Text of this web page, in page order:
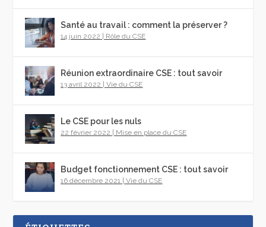
Santé au travail : comment la préserver ?
14 juin 2022 Rôle du CSE
Réunion extraordinaire CSE : tout savoir
13 avril 2022 |Vie du CSE
Le CSE pour les nuls
22 février 2022 Mise en place du CSE
Budget fonctionnement CSE : tout savoir
16 décembre 2021 |Vie du CSE